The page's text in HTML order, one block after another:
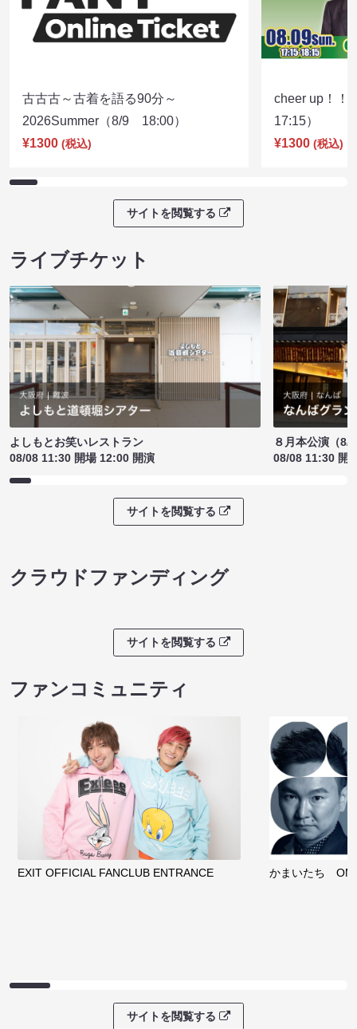
古古古～古着を語る90分～
2026Summer（8/9 18:00）
¥1300 (税込)
cheer up！
17:15）
¥1300 (税込)
サイトを閲覧する
ライブチケット
よしもとお笑いレストラン
08/08 11:30 開場 12:00 開演
８月本公演（8/
08/08 11:30 開
サイトを閲覧する
クラウドファンディング
サイトを閲覧する
ファンコミュニティ
EXIT OFFICIAL FANCLUB ENTRANCE かまいたち
サイトを閲覧する